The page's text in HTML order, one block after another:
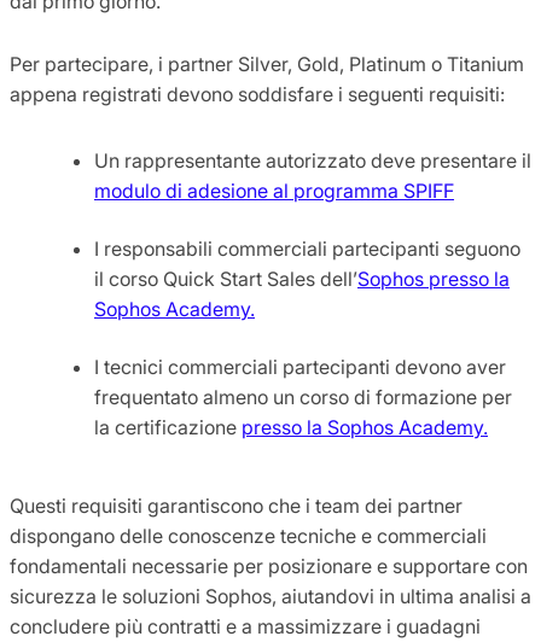
Per partecipare, i partner Silver, Gold, Platinum o Titanium
appena registrati devono soddisfare i seguenti requisiti:
Un rappresentante autorizzato deve presentare il
modulo di adesione al programma SPIFF
I responsabili commerciali partecipanti seguono
il corso Quick Start Sales dell’Sophos presso la
Sophos Academy.
I tecnici commerciali partecipanti devono aver
frequentato almeno un corso di formazione per
la certificazione presso la Sophos Academy.
Questi requisiti garantiscono che i team dei partner
dispongano delle conoscenze tecniche e commerciali
fondamentali necessarie per posizionare e supportare con
sicurezza le soluzioni Sophos, aiutandovi in ultima analisi a
concludere più contratti e a massimizzare i guadagni